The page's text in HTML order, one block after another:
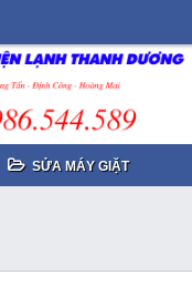
SỬA MÁY GIẶT